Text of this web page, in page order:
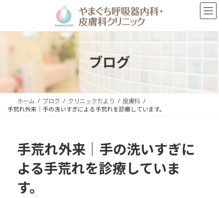
ン
プ
ー
動
ブログ
ホーム ブログ クリニックだより
皮膚科
手荒れ外来｜手の洗いすぎによる手荒れを診療しています。
手荒れ外来｜手の洗いすぎに
よる手荒れを診療していま
す。